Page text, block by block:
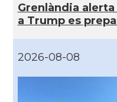
Grenlàndia
a Trump es
2026-08-08